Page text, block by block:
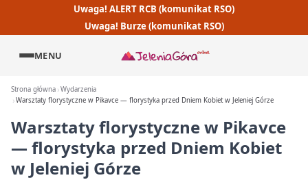
Uwaga! ALERT RCB (komunikat RSO)
Uwaga! Burze (komunikat RSO)
MENU
Strona główna Wydarzenia
Warsztaty florystyczne w Pikavce — florystyka przed Dniem Kobiet w Jeleniej Górze
Warsztaty florystyczne w Pikavce
— florystyka przed Dniem Kobiet
w Jeleniej Górze